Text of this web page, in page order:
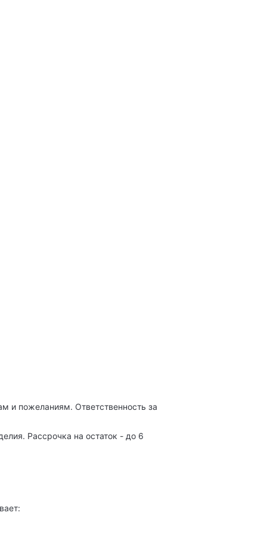
и пожеланиям. Ответственность за
Рассрочка на остаток - до 6